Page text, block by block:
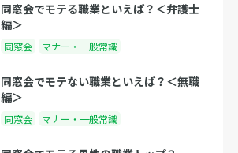
同窓会でモテる職業といえば？＜弁護士
編＞
同窓会 マナー・一般常識
同窓会でモテない職業といえば？＜無職
編＞
同窓会 マナー・一般常識